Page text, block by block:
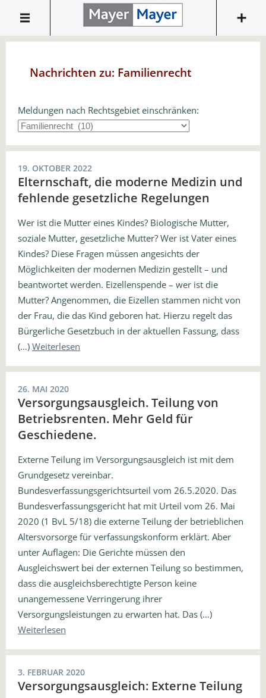
Nachrichten zu: Familienrecht
Meldungen nach Rechtsgebiet einschränken:
19. OKTOBER 2022
Elternschaft, die moderne Medizin und
fehlende gesetzliche Regelungen
Wer ist die Mutter eines Kindes? Biologische Mutter,
soziale Mutter, gesetzliche Mutter? Wer ist Vater eines
Kindes? Diese Fragen müssen angesichts der
Möglichkeiten der modernen Medizin gestellt – und
beantwortet werden. Eizellenspende – wer ist die
Mutter? Angenommen, die Eizellen stammen nicht von
der Frau, die das Kind geboren hat. Hierzu regelt das
Bürgerliche Gesetzbuch in der aktuellen Fassung, dass
(…) Weiterlesen
26. MAI 2020
Versorgungsausgleich. Teilung von
Betriebsrenten. Mehr Geld für
Geschiedene.
Externe Teilung im Versorgungsausgleich ist mit dem
Grundgesetz vereinbar.
Bundesverfassungsgerichtsurteil vom 26.5.2020. Das
Bundesverfassungsgericht hat mit Urteil vom 26. Mai
2020 (1 BvL 5/18) die externe Teilung der betrieblichen
Altersvorsorge für verfassungskonform erklärt. Aber
unter Auflagen: Die Gerichte müssen den
Ausgleichswert bei der externen Teilung so bestimmen,
dass die ausgleichsberechtigte Person keine
unangemessene Verringerung ihrer
Versorgungsleistungen zu erwarten hat. Das (…)
Weiterlesen
3. FEBRUAR 2020
Versorgungsausgleich: Externe Teilung